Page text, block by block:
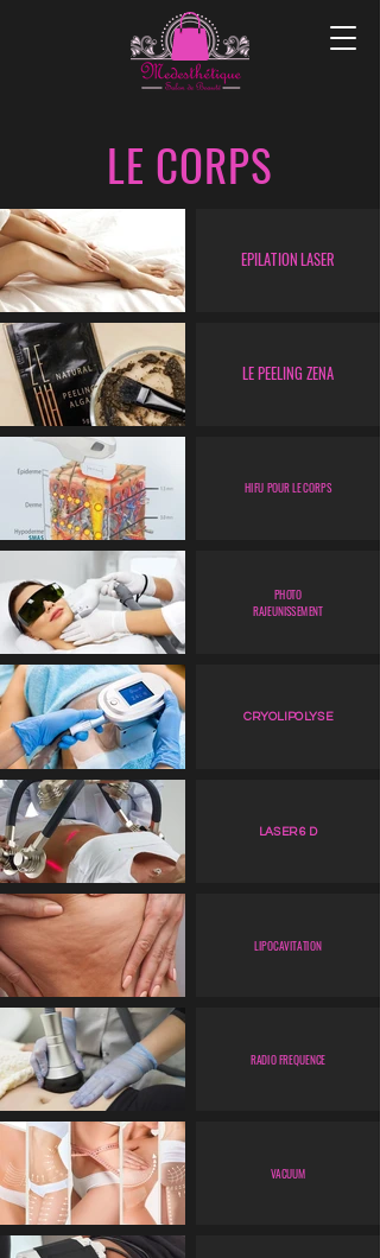
LE CORPS
EPILATION LASER
LE PEELING ZENA
HIFU POUR LE CORPS
PHOTO
RAJEUNISSEMENT
CRYOLIPOLYSE
LASER 6 D
LIPOCAVITATION
RADIO FREQUENCE
VACUUM